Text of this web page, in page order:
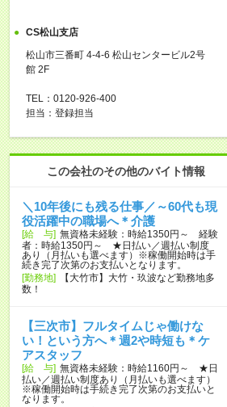
CS松山支店
松山市三番町 4-4-6 松山センタービル2号
館 2F
TEL：0120-926-400
担当：登録担当
この会社のその他のバイト情報
＼10年後にも残る仕事／～60代も現
役活躍中の職場へ＊介護
[給 与] 無資格未経験：時給1350円～ 経験
者：時給1350円～ ★日払い／週払い制度
あり（月払いも選べます）※稼働開始時は手
続き完了次第のお支払いとなります。
[勤務地]
【大竹市】大竹・玖波など勤務地多
数！
【三次市】フルタイムじゃ働けな
い！という方へ＊週2や時短も＊ケ
アスタッフ
[給 与] 無資格未経験：時給1160円～ ★日
払い／週払い制度あり（月払いも選べます）
※稼働開始時は手続き完了次第のお支払いと
なります。